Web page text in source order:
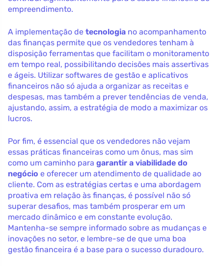
empreendimento.
A implementação de tecnologia no acompanhamento
das finanças permite que os vendedores tenham à
disposição ferramentas que facilitam o monitoramento
em tempo real, possibilitando decisões mais assertivas
e ágeis. Utilizar softwares de gestão e aplicativos
financeiros não só ajuda a organizar as receitas e
despesas, mas também a prever tendências de venda,
ajustando, assim, a estratégia de modo a maximizar os
lucros.
Por fim, é essencial que os vendedores não vejam
essas práticas financeiras como um ônus, mas sim
como um caminho para garantir a viabilidade do
negócio e oferecer um atendimento de qualidade ao
cliente. Com as estratégias certas e uma abordagem
proativa em relação às finanças, é possível não só
superar desafios, mas também prosperar em um
mercado dinâmico e em constante evolução.
Mantenha-se sempre informado sobre as mudanças e
inovações no setor, e lembre-se de que uma boa
gestão financeira é a base para o sucesso duradouro.